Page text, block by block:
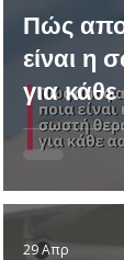
Πώς
είναι η
για
29 Απρ